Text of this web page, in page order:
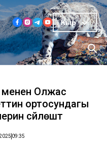
Кыр
Олжас
ортосундагы
сүйлөштү
09:35